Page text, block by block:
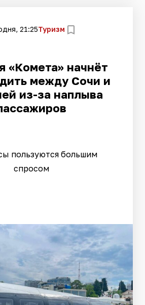
21:25Туризм
«Комета» начнёт
между Сочи и
из-за наплыва
пользуются большим
спросом